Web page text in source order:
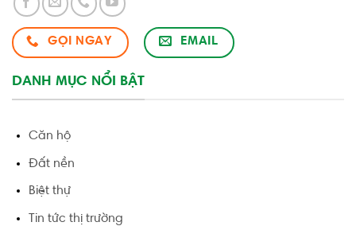
GỌI NGAY EMAIL
DANH MỤC NỔI BẬT
Căn hộ
Đất nền
Biệt thự
Tin tức thị trường